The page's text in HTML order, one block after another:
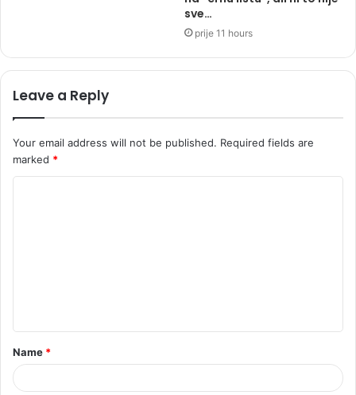
sve…
prije 11 hours
Leave a Reply
Your email address will not be published. Required fields are
marked *
t
*
Name *